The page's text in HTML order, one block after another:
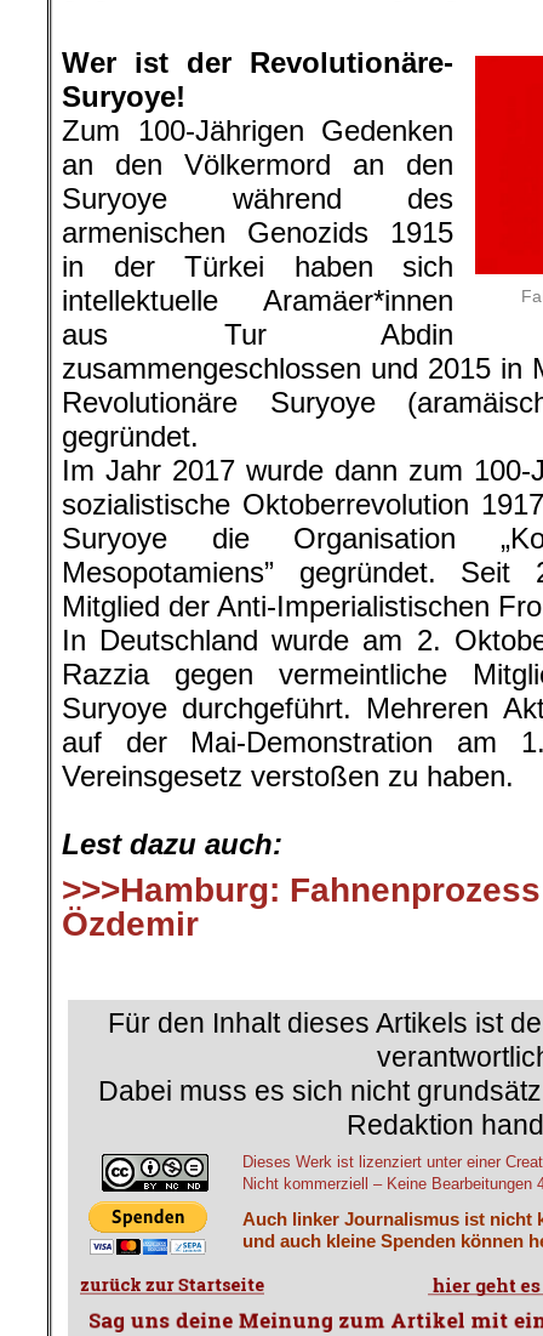
Wer ist der Revolutionäre-
Suryoye!
Zum 100-Jährigen Gedenken
an den Völkermord an den
Suryoye während des
armenischen Genozids 1915
in der Türkei haben sich
intellektuelle Aramäer*innen
aus Tur Abdin
zusammengeschlossen und 2015 in
Revolutionäre Suryoye
gegründet.
Im Jahr 2017 wurde dann zum 100-
sozialistische Oktoberrevolution
Suryoye die Organisation
Mesopotamiens” gegründet.
Mitglied der Anti-Imperialistischen
In Deutschland wurde am 2.
Razzia gegen vermeintliche
Suryoye durchgeführt. Mehreren
auf der Mai-Demonstration am
Vereinsgesetz verstoßen zu haben.
Lest dazu auch:
>>>Hamburg:
Özdemir
Für den Inhalt dieses Artikels ist
Dabei muss es sich nicht
Redaktion
Dieses Werk ist lizenziert unter einer
Nicht kommerziell – Keine Bearbeitungen
Auch linker Journalismus ist nicht
und auch kleine Spenden können